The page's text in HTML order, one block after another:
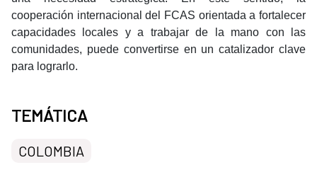
cooperación internacional del FCAS orientada a fortalecer
capacidades locales y a trabajar de la mano con las
comunidades, puede convertirse en un catalizador clave
para lograrlo.
TEMÁTICA
COLOMBIA